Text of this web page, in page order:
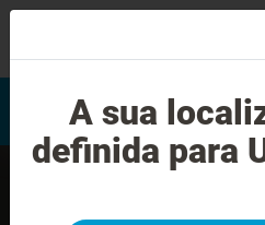
Avaliação do sorriso
A sua
definida para